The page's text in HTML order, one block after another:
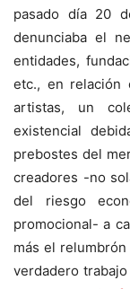
pasado día 20
denunciaba el
entidades,
etc., en relación
artistas, un
existencial
prebostes del
creadores -no
del riesgo
promocional- a
más el
verdadero